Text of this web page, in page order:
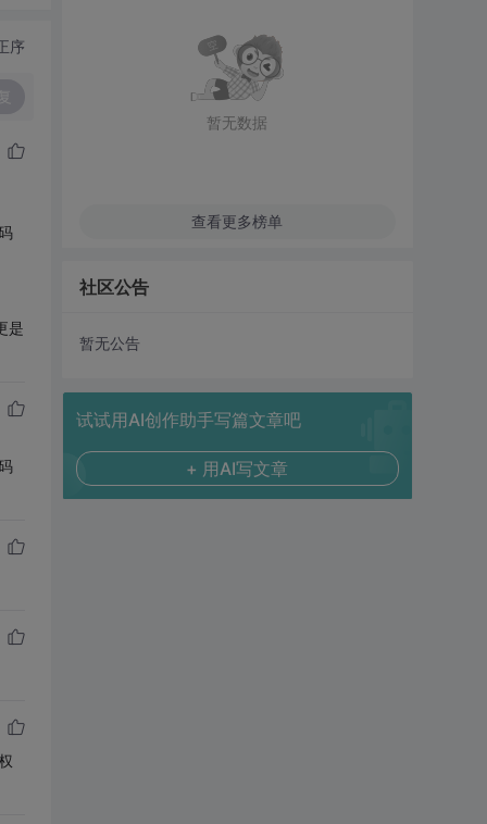
序
是
暂无数据
查看更多榜单
社区公告
暂无公告
试试用AI创作助手写篇文章吧
+ 用AI写文章